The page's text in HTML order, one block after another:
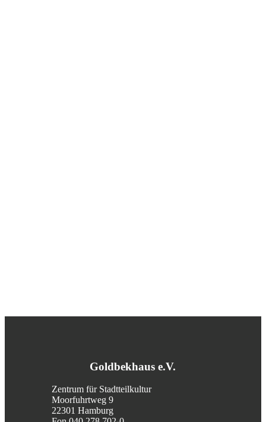
Goldbekhaus e.V.
Zentrum für Stadtteilkultur
Moorfuhrtweg 9
22301 Hamburg